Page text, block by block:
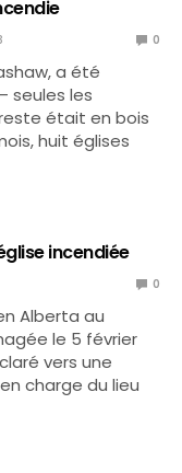
0
a été
seules les
était en bois
huit églises
incendiée
0
Alberta au
le 5 février
vers une
charge du lieu